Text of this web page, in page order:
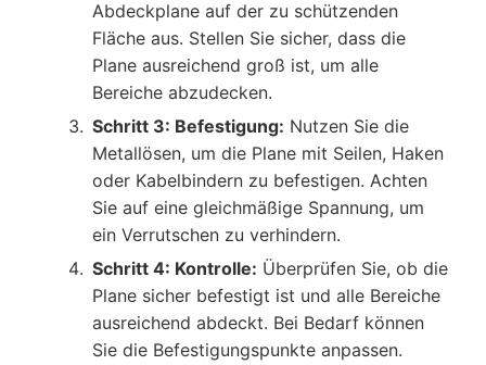
Abdeckplane auf der zu schützenden
Fläche aus. Stellen Sie sicher, dass die
Plane ausreichend groß ist, um alle
Bereiche abzudecken.
Schritt 3: Befestigung: Nutzen Sie die
Metallösen, um die Plane mit Seilen, Haken
oder Kabelbindern zu befestigen. Achten
Sie auf eine gleichmäßige Spannung, um
ein Verrutschen zu verhindern.
Schritt 4: Kontrolle: Überprüfen Sie, ob die
Plane sicher befestigt ist und alle Bereiche
ausreichend abdeckt. Bei Bedarf können
Sie die Befestigungspunkte anpassen.